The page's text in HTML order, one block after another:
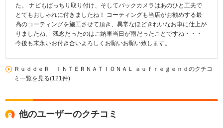
た。 ナビもばっちり取り付け、そしてバックカメラはあのひと工夫で
とてもおしゃれに付きましたね！ コーティングも当店がお勧めする最
高のコーティングを施工させて頂き、異常なほどきれいなお車に仕上が
りましたね。 残念だったのはご納車当日が雨だったことですね・・・
今後も末永いお付き合いよろしくお願いお願い致します。
ＲｕｄｄｅＲ ＩＮＴＥＲＮＡＴＩＯＮＡＬ ａｕｆｒｅｇｅｎｄのクチコ
ミ一覧を見る(121件)
他のユーザーのクチコミ